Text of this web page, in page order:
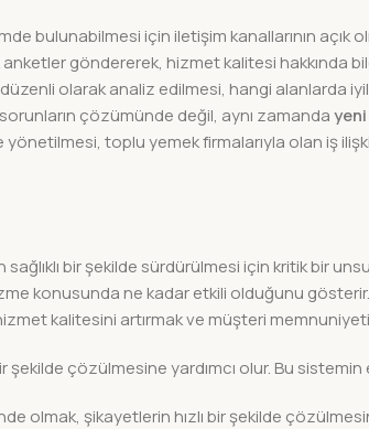
bulunabilmesi için iletişim kanallarının açık
göndererek, hizmet kalitesi hakkında
olarak analiz edilmesi, hangi alanlarda
çözümünde değil, aynı zamanda
toplu yemek firmalarıyla olan iş
bir şekilde sürdürülmesi için kritik bir
konusunda ne kadar etkili olduğunu gösterir.
kalitesini artırmak ve müşteri
şekilde çözülmesine yardımcı olur. Bu
olmak, şikayetlerin hızlı bir şekilde